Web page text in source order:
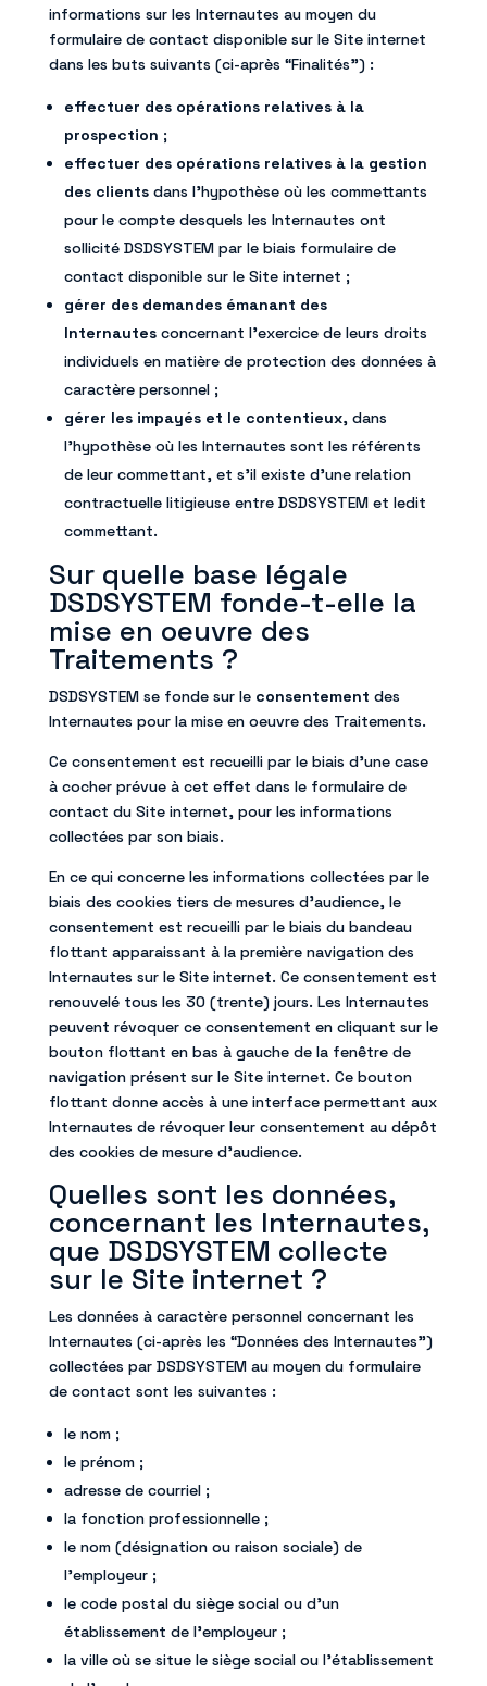
informations sur les Internautes au moyen du
formulaire de contact disponible sur le Site internet
dans les buts suivants (ci-après “Finalités”) :
effectuer des opérations relatives à la
prospection ;
effectuer des opérations relatives à la gestion
des clients dans l’hypothèse où les commettants
pour le compte desquels les Internautes ont
sollicité DSDSYSTEM par le biais formulaire de
contact disponible sur le Site internet ;
gérer des demandes émanant des
Internautes concernant l’exercice de leurs droits
individuels en matière de protection des données à
caractère personnel ;
gérer les impayés et le contentieux, dans
l’hypothèse où les Internautes sont les référents
de leur commettant, et s’il existe d’une relation
contractuelle litigieuse entre DSDSYSTEM et ledit
commettant.
Sur quelle base légale
DSDSYSTEM fonde-t-elle la
mise en oeuvre des
Traitements ?
DSDSYSTEM se fonde sur le consentement des
Internautes pour la mise en oeuvre des Traitements.
Ce consentement est recueilli par le biais d’une case
à cocher prévue à cet effet dans le formulaire de
contact du Site internet, pour les informations
collectées par son biais.
En ce qui concerne les informations collectées par le
biais des cookies tiers de mesures d’audience, le
consentement est recueilli par le biais du bandeau
flottant apparaissant à la première navigation des
Internautes sur le Site internet. Ce consentement est
renouvelé tous les 30 (trente) jours. Les Internautes
peuvent révoquer ce consentement en cliquant sur le
bouton flottant en bas à gauche de la fenêtre de
navigation présent sur le Site internet. Ce bouton
flottant donne accès à une interface permettant aux
Internautes de révoquer leur consentement au dépôt
des cookies de mesure d’audience.
Quelles sont les données,
concernant les Internautes,
que DSDSYSTEM collecte
sur le Site internet ?
Les données à caractère personnel concernant les
Internautes (ci-après les “Données des Internautes”)
collectées par DSDSYSTEM au moyen du formulaire
de contact sont les suivantes :
le nom ;
le prénom ;
adresse de courriel ;
la fonction professionnelle ;
le nom (désignation ou raison sociale) de
l’employeur ;
le code postal du siège social ou d’un
établissement de l’employeur ;
la ville où se situe le siège social ou l’établissement